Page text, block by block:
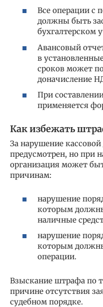
Все операции с
должны быть
бухгалтерском
Авансовый
в
сроков может
доначисление
При
применяется
Как избежать
За нарушение
предусмотрен, но при
организация может
причинам:
нарушение
которым
наличные
нарушение
которым
операции.
Взыскание штрафа по
причине отсутствия
судебном порядке.